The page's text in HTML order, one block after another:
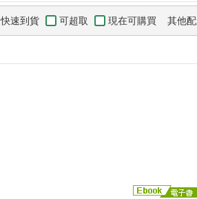
快速到貨 可超取 現在可購買 其他